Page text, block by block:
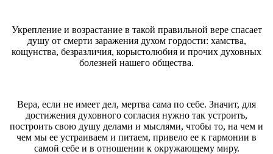
Укрепление и возрастание в такой правильной вере спасает
душу от смерти заражения духом гордости: хамства,
кощунства, безразличия, корыстолюбия и прочих духовных
болезней нашего общества.
Вера, если не имеет дел, мертва сама по себе. Значит, для
достижения духовного согласия нужно так устроить,
построить свою душу делами и мыслями, чтобы то, на чем и
чем мы ее устраиваем и питаем, привело ее к гармонии в
самой себе и в отношении к окружающему миру.